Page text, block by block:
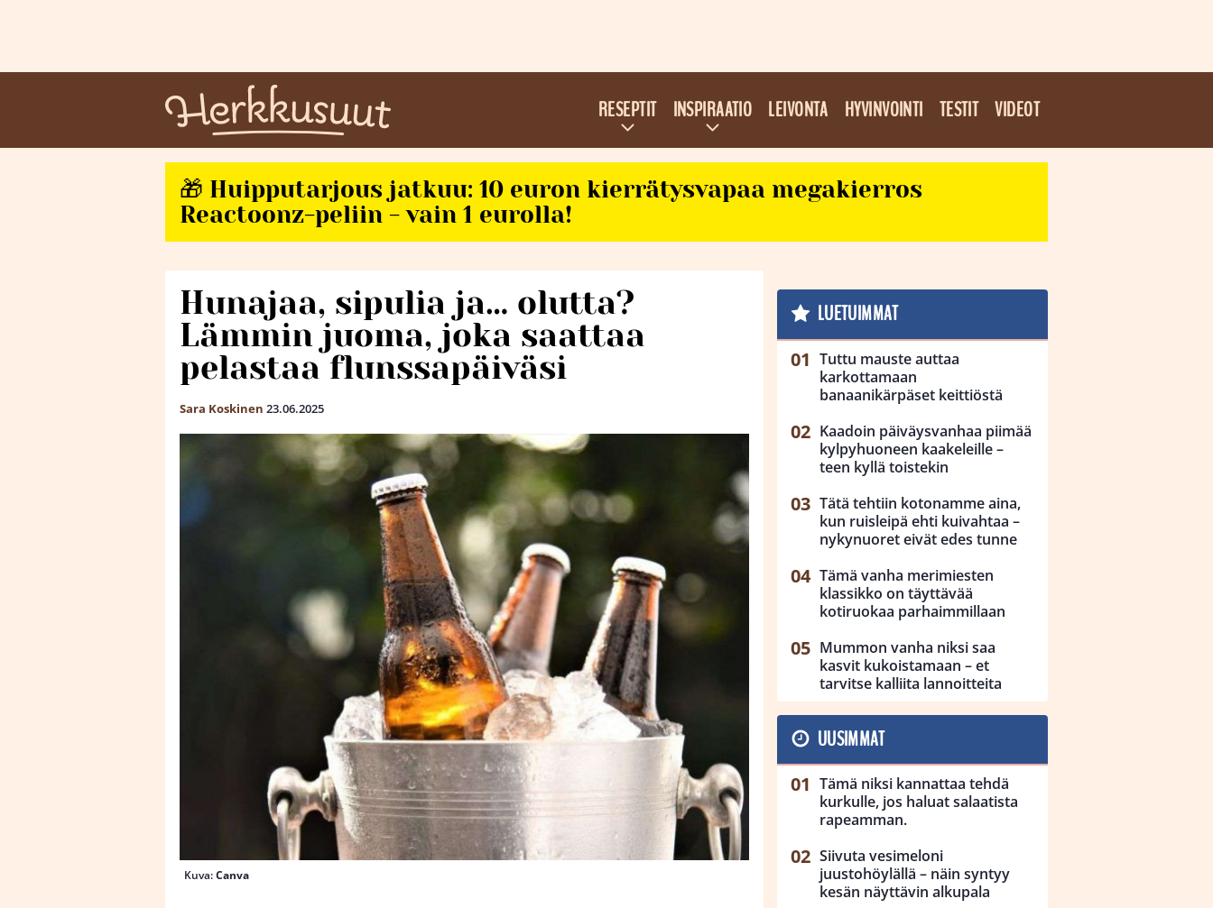
RESEPTIT INSPIRAATIO LEIVONTA HYVINVOINTI TESTIT VIDEOT
🎁 Huipputarjous jatkuu: 10 euron kierrätysvapaa megakierros
Reactoonz-peliin - vain 1 eurolla!
Hunajaa, sipulia ja… olutta?
Lämmin juoma, joka saattaa
pelastaa flunssapäiväsi
Sara Koskinen 23.06.2025
Kuva:Canva
LUETUIMMAT
Tuttu mauste auttaa
karkottamaan
banaanikärpäset keittiöstä
Kaadoin päiväysvanhaa piimää
kylpyhuoneen kaakeleille –
teen kyllä toistekin
Tätä tehtiin kotonamme aina,
kun ruisleipä ehti kuivahtaa –
nykynuoret eivät edes tunne
Tämä vanha merimiesten
klassikko on täyttävää
kotiruokaa parhaimmillaan
Mummon vanha niksi saa
kasvit kukoistamaan – et
tarvitse kalliita lannoitteita
UUSIMMAT
Tämä niksi kannattaa tehdä
kurkulle, jos haluat salaatista
rapeamman.
Siivuta vesimeloni
juustohöylällä – näin syntyy
kesän näyttävin alkupala